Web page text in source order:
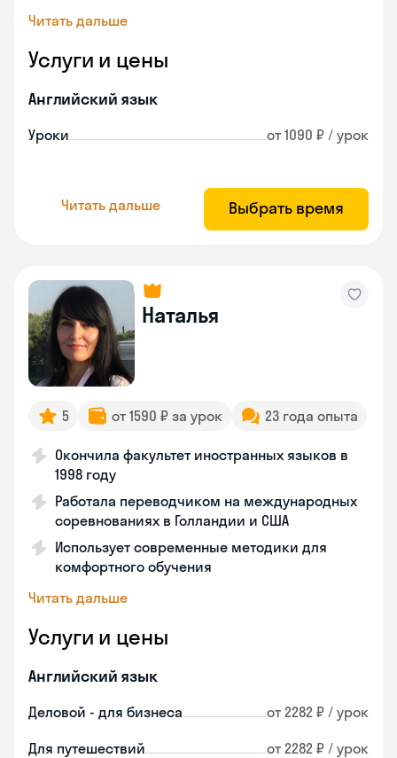
Читать дальше
Услуги и цены
Английский язык
Уроки от 1090 ₽ / урок
Читать дальше Выбрать время
Наталья
5 от 1590 ₽ за урок 23 года опыта
Окончила факультет иностранных языков в
1998 году
Работала переводчиком на международных
соревнованиях в Голландии и США
Использует современные методики для
комфортного обучения
Читать дальше
Услуги и цены
Английский язык
Деловой - для бизнеса от 2282 ₽ / урок
Для путешествий от 2282 ₽ / урок